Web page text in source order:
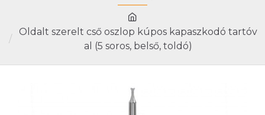
Oldalt szerelt cső oszlop kúpos kapaszkodó tartóv
al (5 soros, belső, toldó)